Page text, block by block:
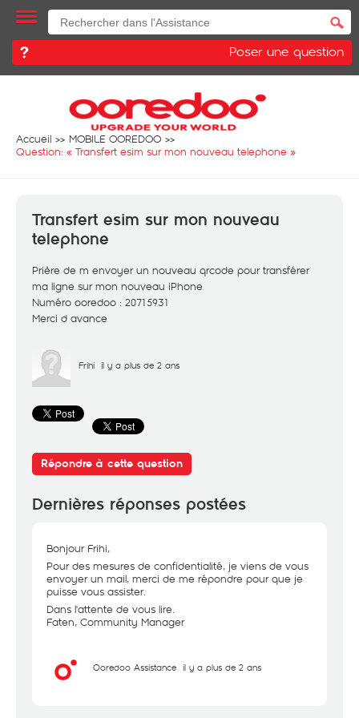
Poser une question
Accueil
MOBILE OOREDOO
Question: « Transfert esim sur mon nouveau telephone »
Transfert esim sur mon nouveau
telephone
Prière de m envoyer un nouveau qrcode pour transférer
ma ligne sur mon nouveau iPhone
Numéro ooredoo : 20715931
Merci d avance
Frihi il y a plus de 2 ans
Répondre à cette question
Dernières réponses postées
Bonjour Frihi,
Pour des mesures de confidentialité, je viens de vous
envoyer un mail, merci de me répondre pour que je
puisse vous assister.
Dans l'attente de vous lire.
Faten, Community Manager
Ooredoo Assistance il y a plus de 2 ans